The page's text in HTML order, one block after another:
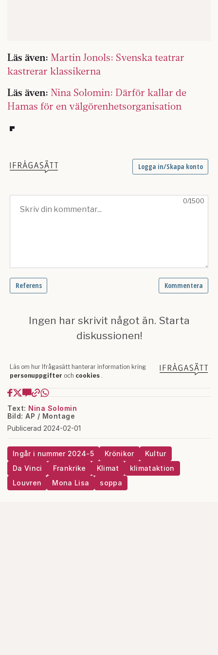
Läs även: Martin Jonols: Svenska teatrar
kastrerar klassikerna
Läs även: Nina Solomin: Därför kallar de
Hamas för en välgörenhetsorganisation
Text: Nina Solomin
Bild: AP / Montage
Publicerad 2024-02-01
Ingår i nummer 2024-5 Krönikor
Kultur
Da Vinci
Frankrike Klimat
klimataktion
Louvren
Mona Lisa soppa